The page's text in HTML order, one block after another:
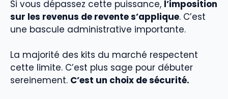
Si vous dépassez cette puissance, l’imposition
sur les revenus de revente s’applique. C’est
une bascule administrative importante.
La majorité des kits du marché respectent
cette limite. C’est plus sage pour débuter
sereinement. C’est un choix de sécurité.